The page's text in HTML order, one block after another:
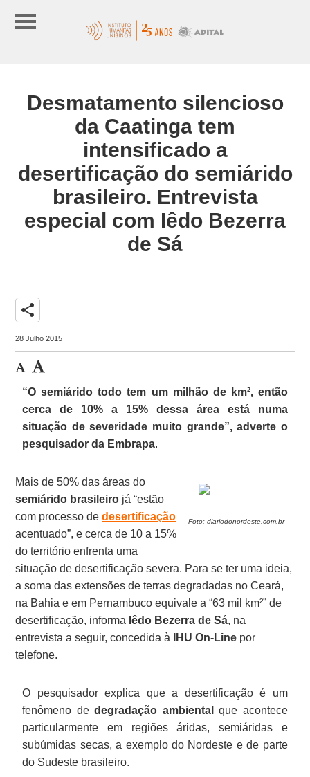
Desmatamento silencioso
da Caatinga tem
intensificado a
desertificação do semiárido
brasileiro. Entrevista
especial com Iêdo Bezerra
de Sá
share
28 Julho 2015
“O semiárido todo tem um milhão de km², então
cerca de 10% a 15% dessa área está numa
situação de severidade muito grande”, adverte o
pesquisador da Embrapa.
Foto: diariodonordeste.com.br
Mais de 50% das áreas do
semiárido brasileiro já “estão
com processo dedesertificação
acentuado”, e cerca de 10 a 15%
do território enfrenta uma
situação de desertificação severa. Para se ter uma ideia,
a soma das extensões de terras degradadas no Ceará,
na Bahia e em Pernambuco equivale a “63 mil km²” de
desertificação, informa Iêdo Bezerra de Sá, na
entrevista a seguir, concedida à
IHU On-Line por
telefone.
O pesquisador explica que a desertificação é um
fenômeno dedegradação ambiental
que acontece
particularmente em regiões áridas, semiáridas e
subúmidas secas, a exemplo do Nordeste e de parte
do Sudeste brasileiro.